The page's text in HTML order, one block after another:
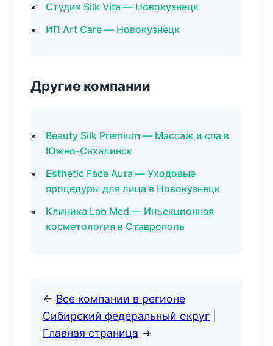
Студия Silk Vita — Новокузнецк
ИП Art Care — Новокузнецк
Другие компании
Beauty Silk Premium — Массаж и спа в
Южно-Сахалинск
Esthetic Face Aura — Уходовые
процедуры для лица в Новокузнецк
Клиника Lab Med — Инъекционная
косметология в Ставрополь
← Все компании в регионе
Сибирский федеральный округ
Главная страница →